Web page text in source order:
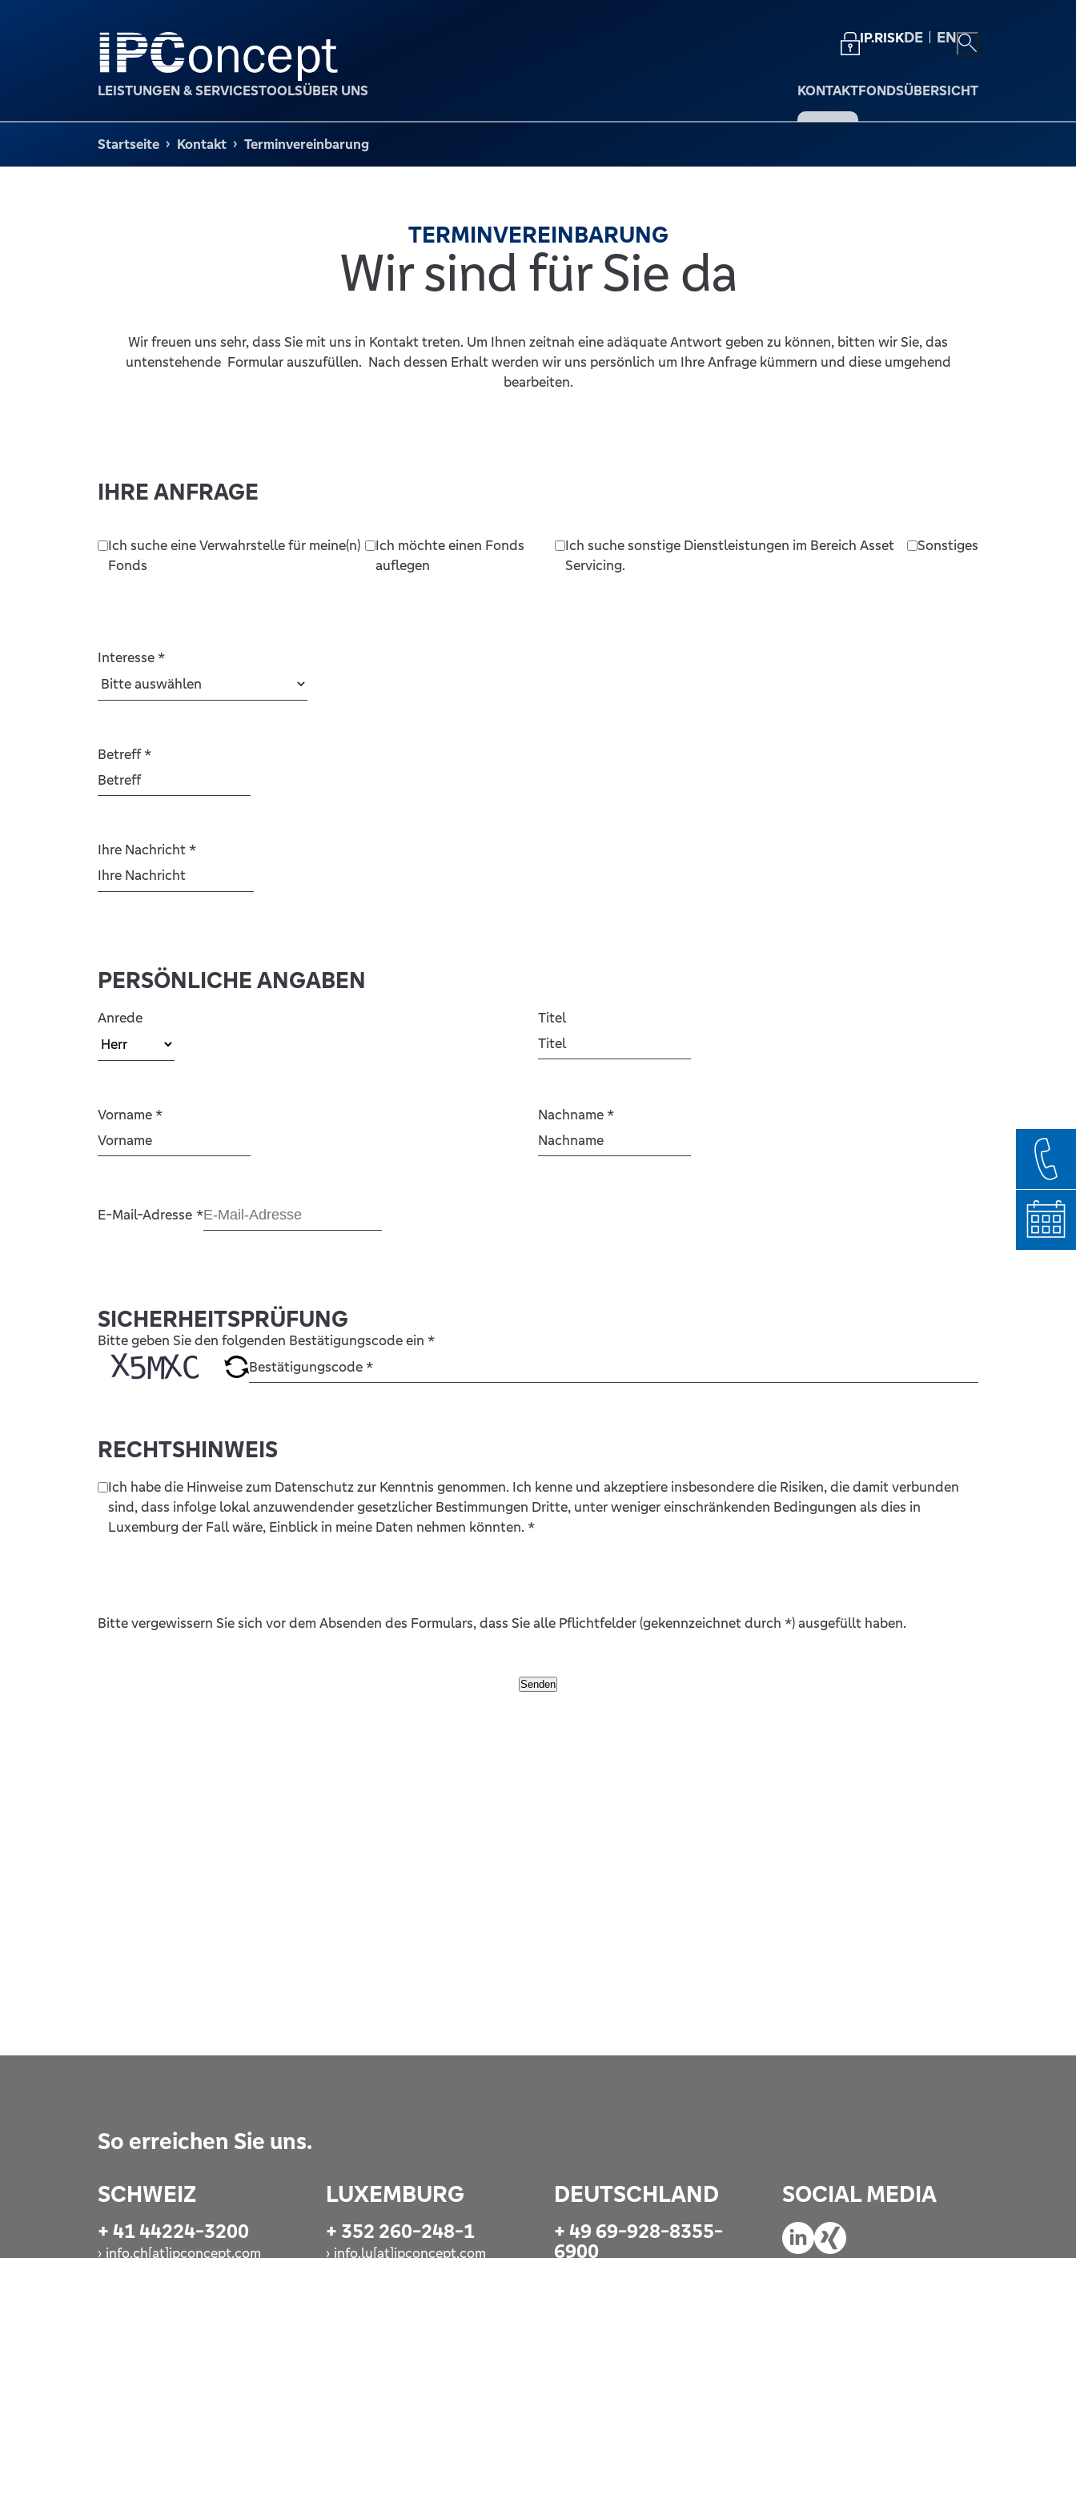
IP.RISKDE EN
LEISTUNGEN & SERVICESTOOLSÜBER UNS KONTAKTFONDSÜBERSICHT
Startseite Kontakt Terminvereinbarung
Wir sind für Sie da
TERMINVEREINBARUNG
Wir freuen uns sehr, dass Sie mit uns in Kontakt treten. Um Ihnen zeitnah eine adäquate Antwort geben zu können, bitten wir Sie, das
untenstehende Formular auszufüllen. Nach dessen Erhalt werden wir uns persönlich um Ihre Anfrage kümmern und diese umgehend
bearbeiten.
IHRE ANFRAGE
Ich suche eine Verwahrstelle für meine(n)
Fonds
Ich möchte einen Fonds
auflegen
Ich suche sonstige Dienstleistungen im Bereich Asset
Servicing.
Sonstiges
Interesse *
Betreff*
Ihre Nachricht *
PERSÖNLICHE ANGABEN
Anrede Titel
Vorname * Nachname *
E-Mail-Adresse *
SICHERHEITSPRÜFUNG
Bitte geben Sie den folgenden Bestätigungscode ein *
RECHTSHINWEIS
Ich habe die Hinweise zum Datenschutz zur Kenntnis genommen. Ich kenne und akzeptiere insbesondere die Risiken, die damit verbunden
sind, dass infolge lokal anzuwendender gesetzlicher Bestimmungen Dritte, unter weniger einschränkenden Bedingungen als dies in
Luxemburg der Fall wäre, Einblick in meine Daten nehmen könnten. *
Bitte vergewissern Sie sich vor dem Absenden des Formulars, dass Sie alle Pflichtfelder (gekennzeichnet durch *) ausgefüllt haben.
Senden
So erreichen Sie uns.
SCHWEIZ
+ 41 44224-3200
info.ch[at]ipconcept.com
LUXEMBURG
+ 352 260-248-1
info.lu[at]ipconcept.com
DEUTSCHLAND
+ 49 69-928-8355-
6900
SOCIAL MEDIA